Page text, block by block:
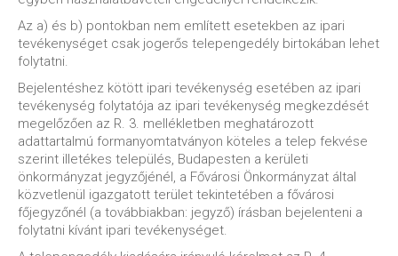
Az a) és b) pontokban nem említett esetekben az ipari
tevékenységet csak jogerős telepengedély birtokában lehet
folytatni.
Bejelentéshez kötött ipari tevékenység esetében az ipari
tevékenység folytatója az ipari tevékenység megkezdését
megelőzően az R. 3. mellékletben meghatározott
adattartalmú formanyomtatványon köteles a telep fekvése
szerint illetékes település, Budapesten a kerületi
önkormányzat jegyzőjénél, a Fővárosi Önkormányzat által
közvetlenül igazgatott terület tekintetében a fővárosi
főjegyzőnél (a továbbiakban: jegyző) írásban bejelenteni a
folytatni kívánt ipari tevékenységet.